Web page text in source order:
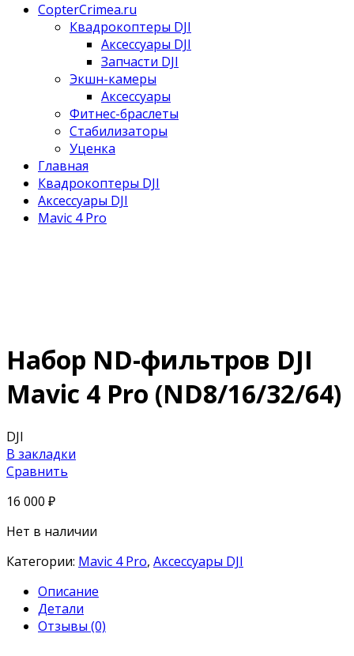
CopterCrimea.ru
Квадрокоптеры DJI
Аксессуары DJI
Запчасти DJI
Экшн-камеры
Аксессуары
Фитнес-браслеты
Стабилизаторы
Уценка
Главная
Квадрокоптеры DJI
Аксессуары DJI
Mavic 4 Pro
Набор ND-фильтров DJI
Mavic 4 Pro (ND8/16/32/64)
DJI
В закладки
Сравнить
16 000 ₽
Нет в наличии
Категории: Mavic 4 Pro, Аксессуары DJI
Описание
Детали
Отзывы (0)